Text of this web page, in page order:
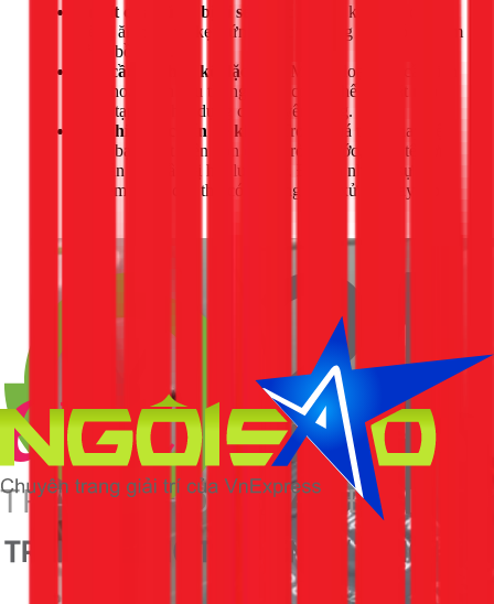
Ốc vít quá cũ và bị rỉ sét:
Các loại ốc kim loại cũ có
thể bị ăn mòn và kẹt cứng, việc cố gắng tháo có thể làm
hỏng bồn cầu.
Bồn cầu có thiết kế đặc biệt:
Một số loại bồn cầu liền
khối hoặc bồn cầu thông minh có cơ chế lắp đặt nắp
phức tạp, đòi hỏi dụng cụ chuyên dụng.
Phát hiện các vấn đề khác:
Trong quá trình thay bệ
ngồi, bạn phát hiện bồn cầu bị rò rỉ nước, hoặc tệ hơn
là chân bồn cầu bị hở, lung lay. Đây là những sự cố
nghiêm trọng cần thợ có kinh nghiệm xử lý ngay lập